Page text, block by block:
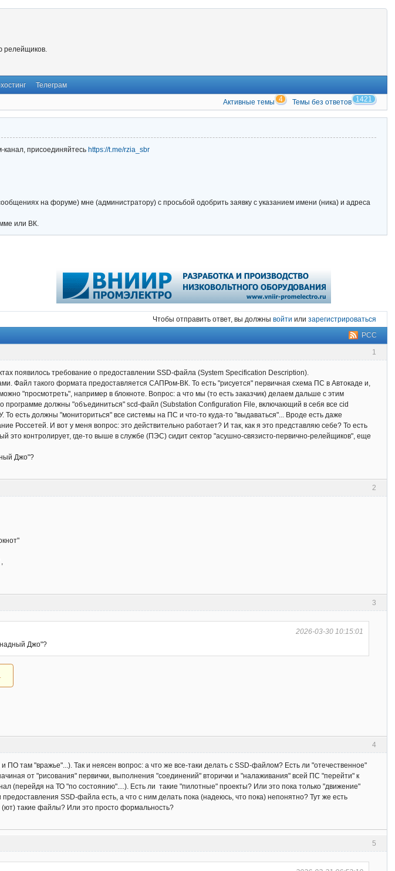
Телеграм
Активные темы 4 Темы без ответов 1421
канал, присоединяйтесь https://t.me/rzia_sbr
на форуме) мне (администратору) с просьбой одобрить заявку с указанием имени (ника) и адреса
или ВК.
Чтобы отправить ответ, вы должны войти или зарегистрироваться
РСС
1
появилось требование о предоставлении SSD-файла (System Specification Description).
Файл такого формата предоставляется САПРом-ВК. То есть "рисуется" первичная схема ПС в Автокаде и,
"просмотреть", например в блокноте. Вопрос: а что мы (то есть заказчик) делаем дальше с этим
программе должны "объединиться" scd-файл (Substation Configuration File, включающий в себя все cid
есть должны "мониториться" все системы на ПС и что-то куда-то "выдаваться"... Вроде есть даже
Россетей. И вот у меня вопрос: это действительно работает? И так, как я это представляю себе? То есть
это контролирует, где-то выше в службе (ПЭС) сидит сектор "асушно-связисто-первично-релейщиков", еще
Джо"?
2
3
2026-03-30 10:15:01
Джо"?
4
там "вражье"...). Так и неясен вопрос: а что же все-таки делать с SSD-файлом? Есть ли "отечественное"
от "рисования" первички, выполнения "соединений" вторички и "налаживания" всей ПС "перейти" к
(перейдя на ТО "по состоянию"....). Есть ли такие "пилотные" проекты? Или это пока только "движение"
SSD-файла есть, а что с ним делать пока (надеюсь, что пока) непонятно? Тут же есть
такие файлы? Или это просто формальность?
5